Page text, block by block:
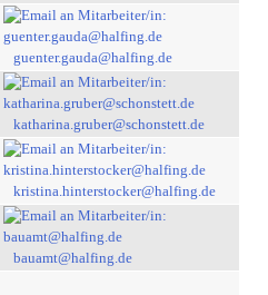
guenter.gauda@halfing.de
katharina.gruber@schonstett.de
kristina.hinterstocker@halfing.de
bauamt@halfing.de